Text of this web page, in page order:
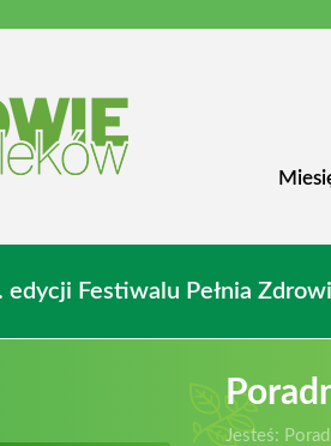
edycji Festiwalu Pełnia
Jesteś: